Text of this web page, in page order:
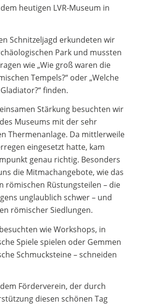
dem heutigen LVR-Museum in
Schnitzeljagd erkundeten wir
Park und mussten
wie „Wie groß waren die
Tempels?“ oder „Welche
finden.
Stärkung besuchten wir
Museums mit der sehr
Thermenanlage. Da mittlerweile
eingesetzt hatte, kam
genau richtig. Besonders
die Mitmachangebote, wie das
römischen Rüstungsteilen – die
unglaublich schwer – und
römischer Siedlungen.
wie Workshops, in
Spiele spielen oder Gemmen
Schmucksteine – schneiden
Förderverein, der durch
diesen schönen Tag